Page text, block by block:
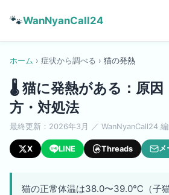
🐾WanNyanCall24
ホーム › 症状から調べる › 猫の発熱
🌡️猫に発熱がある：原因
方・対処法
最終更新： 2026年3月 ／ WanNyanCall24
X LINE Threads メ
猫の正常体温は38.0〜39.0℃（子